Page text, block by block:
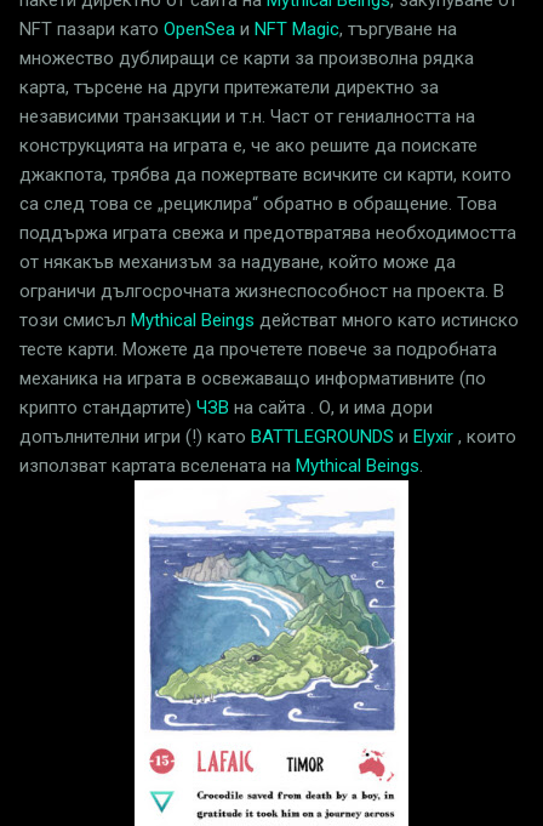
NFT пазари като OpenSea и NFT Magic, търгуване на
множество дублиращи се карти за произволна рядка
карта, търсене на други притежатели директно за
независими транзакции и т.н. Част от гениалността на
конструкцията на играта е, че ако решите да поискате
джакпота, трябва да пожертвате всичките си карти, които
са след това се „рециклира“ обратно в обращение. Това
поддържа играта свежа и предотвратява необходимостта
от някакъв механизъм за надуване, който може да
ограничи дългосрочната жизнеспособност на проекта. В
този смисъл Mythical Beings действат много като истинско
тесте карти. Можете да прочетете повече за подробната
механика на играта в освежаващо информативните (по
крипто стандартите) ЧЗВ на сайта . О, и има дори
допълнителни игри (!) като BATTLEGROUNDS и Elyxir , които
използват картата вселената на Mythical Beings